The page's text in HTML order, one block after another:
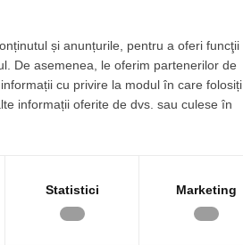
și anunțurile, pentru a oferi funcţii
De asemenea, le oferim partenerilor de
cu privire la modul în care folosiți
informații oferite de dvs. sau culese în
Statistici Marketing